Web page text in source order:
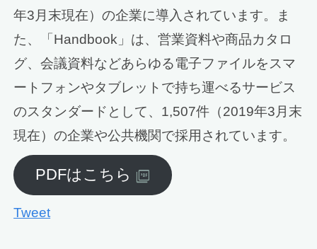
年3月末現在）の企業に導入されています。ま
た、「Handbook」は、営業資料や商品カタロ
グ、会議資料などあらゆる電子ファイルをスマ
ートフォンやタブレットで持ち運べるサービス
のスタンダードとして、1,507件（2019年3月末
現在）の企業や公共機関で採用されています。
PDFはこちら
Tweet